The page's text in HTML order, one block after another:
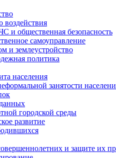
и общественная безопасность
самоуправление
и землеустройство
политика
населения
занятости
городской среды
развитие
и защите их